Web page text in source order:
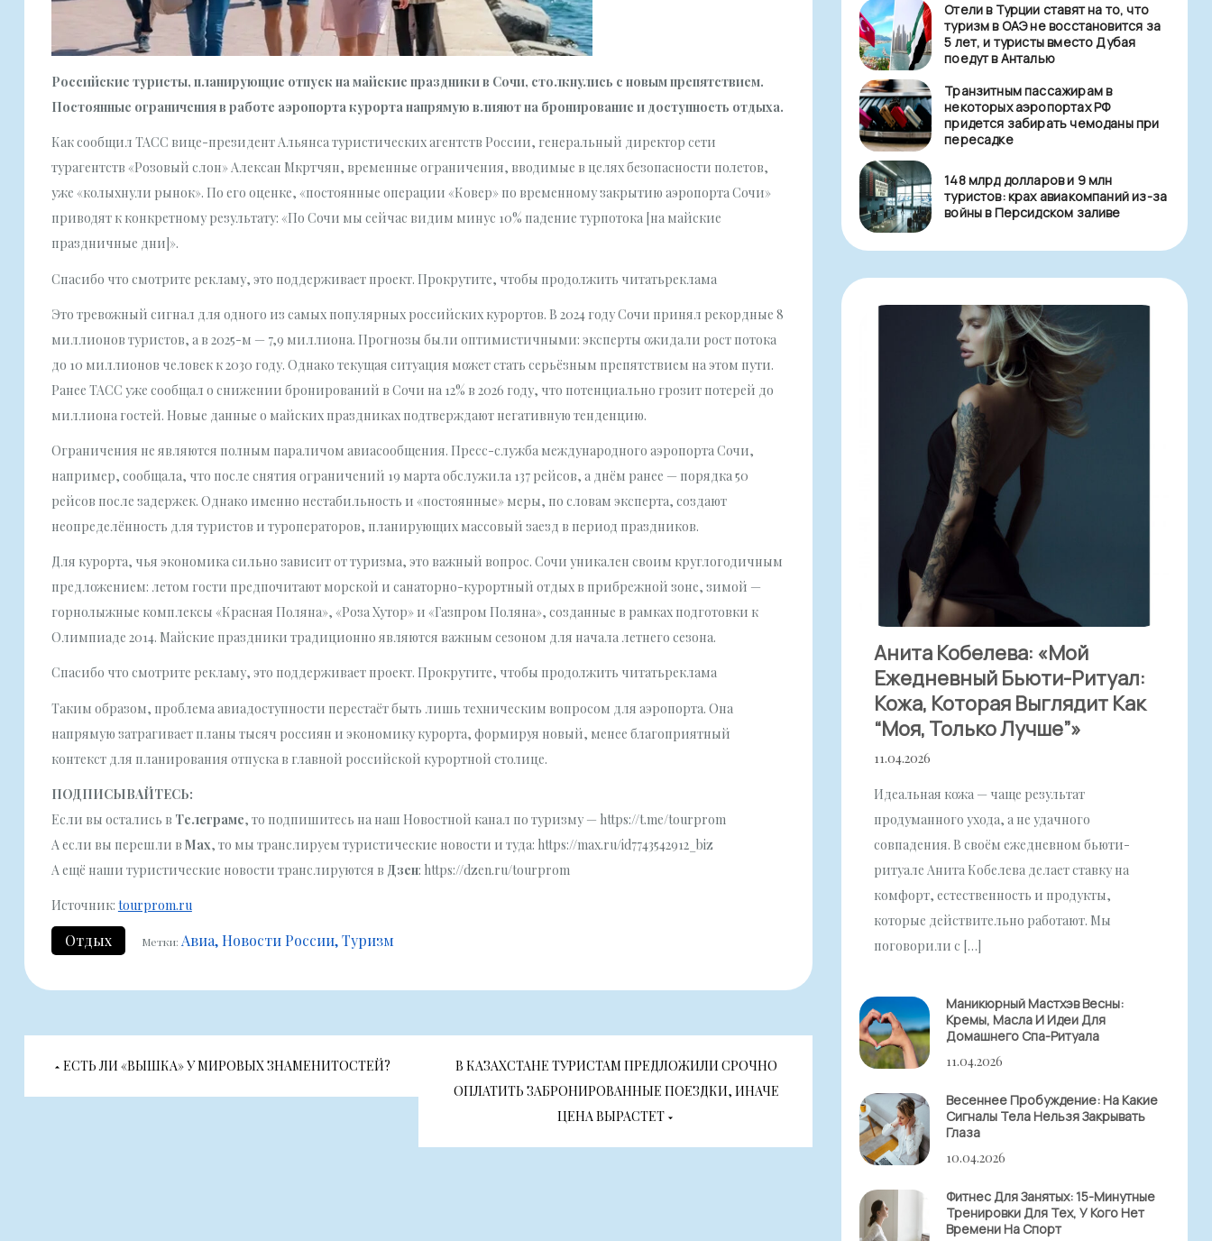
Российские туристы, планирующие отпуск на майские праздники в Сочи, столкнулись с новым препятствием.
Постоянные ограничения в работе аэропорта курорта напрямую влияют на бронирование и доступность отдыха.
Как сообщил ТАСС вице-президент Альянса туристических агентств России, генеральный директор сети
турагентств «Розовый слон» Алексан Мкртчян, временные ограничения, вводимые в целях безопасности полетов,
уже «колыхнули рынок». По его оценке, «постоянные операции «Ковер» по временному закрытию аэропорта Сочи»
приводят к конкретному результату: «По Сочи мы сейчас видим минус 10% падение турпотока [на майские
праздничные дни]».
Спасибо что смотрите рекламу, это поддерживает проект. Прокрутите, чтобы продолжить читатьреклама
Это тревожный сигнал для одного из самых популярных российских курортов. В 2024 году Сочи принял рекордные 8
миллионов туристов, а в 2025-м — 7,9 миллиона. Прогнозы были оптимистичными: эксперты ожидали рост потока
до 10 миллионов человек к 2030 году. Однако текущая ситуация может стать серьёзным препятствием на этом пути.
Ранее ТАСС уже сообщал о снижении бронирований в Сочи на 12% в 2026 году, что потенциально грозит потерей до
миллиона гостей. Новые данные о майских праздниках подтверждают негативную тенденцию.
Ограничения не являются полным параличом авиасообщения. Пресс-служба международного аэропорта Сочи,
например, сообщала, что после снятия ограничений 19 марта обслужила 137 рейсов, а днём ранее — порядка 50
рейсов после задержек. Однако именно нестабильность и «постоянные» меры, по словам эксперта, создают
неопределённость для туристов и туроператоров, планирующих массовый заезд в период праздников.
Для курорта, чья экономика сильно зависит от туризма, это важный вопрос. Сочи уникален своим круглогодичным
предложением: летом гости предпочитают морской и санаторно-курортный отдых в прибрежной зоне, зимой —
горнолыжные комплексы «Красная Поляна», «Роза Хутор» и «Газпром Поляна», созданные в рамках подготовки к
Олимпиаде 2014. Майские праздники традиционно являются важным сезоном для начала летнего сезона.
Спасибо что смотрите рекламу, это поддерживает проект. Прокрутите, чтобы продолжить читатьреклама
Таким образом, проблема авиадоступности перестаёт быть лишь техническим вопросом для аэропорта. Она
напрямую затрагивает планы тысяч россиян и экономику курорта, формируя новый, менее благоприятный
контекст для планирования отпуска в главной российской курортной столице.
ПОДПИСЫВАЙТЕСЬ:
Если вы остались в Телеграме, то подпишитесь на наш Новостной канал по туризму — https://t.me/tourprom
А если вы перешли в Мах, то мы транслируем туристические новости и туда: https://max.ru/id7743542912_biz
А ещё наши туристические новости транслируются в Дзен: https://dzen.ru/tourprom
Источник: tourprom.ru
Отдых Метки: Авиа Новости России Туризм
Навигация
по
ЕСТЬ ЛИ «ВЫШКА» У МИРОВЫХ ЗНАМЕНИТОСТЕЙ?
В КАЗАХСТАНЕ ТУРИСТАМ ПРЕДЛОЖИЛИ СРОЧНО
ОПЛАТИТЬ ЗАБРОНИРОВАННЫЕ ПОЕЗДКИ, ИНАЧЕ
ЦЕНА ВЫРАСТЕТ
Отели в Турции ставят на то, что
туризм в ОАЭ не восстановится за
5 лет, и туристы вместо Дубая
поедут в Анталью
Транзитным пассажирам в
некоторых аэропортах РФ
придется забирать чемоданы при
пересадке
148 млрд долларов и 9 млн
туристов: крах авиакомпаний из-за
войны в Персидском заливе
Анита Кобелева: «Мой
Ежедневный Бьюти-Ритуал:
Кожа, Которая Выглядит Как
“моя, Только Лучше”»
11.04.2026
Идеальная кожа — чаще результат
продуманного ухода, а не удачного
совпадения. В своём ежедневном бьюти-
ритуале Анита Кобелева делает ставку на
комфорт, естественность и продукты,
которые действительно работают. Мы
поговорили с […]
Маникюрный Мастхэв Весны:
Кремы, Масла И Идеи Для
Домашнего Спа-Ритуала
11.04.2026
Весеннее Пробуждение: На Какие
Сигналы Тела Нельзя Закрывать
Глаза
10.04.2026
Фитнес Для Занятых: 15-Минутные
Тренировки Для Тех, У Кого Нет
Времени На Спорт